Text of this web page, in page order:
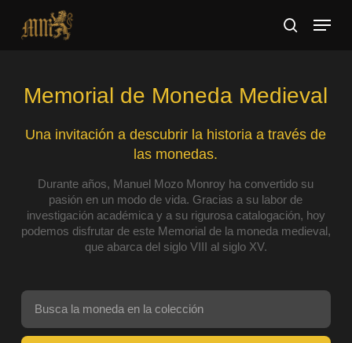
main
search
Menu
Memorial de Moneda Medieval
Una invitación a descubrir la historia a través de
las monedas.
Durante años, Manuel Mozo Monroy ha convertido su
pasión en un modo de vida. Gracias a su labor de
investigación académica y a su rigurosa catalogación, hoy
podemos disfrutar de este Memorial de la moneda medieval,
que abarca del siglo VIII al siglo XV.